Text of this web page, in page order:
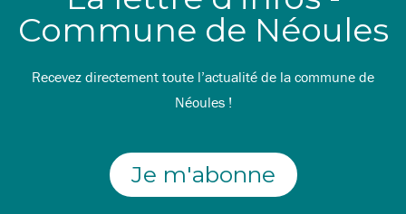
Commune de Néoules
Recevez directement toute l’actualité de la commune de
Néoules !
Je m'abonne